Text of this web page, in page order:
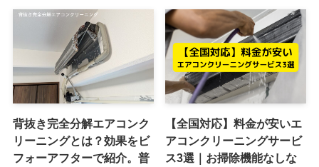
背抜き完全分解エアコンク
リーニングとは？効果をビ
フォーアフターで紹介。普
【全国対応】料金が安いエ
アコンクリーニングサービ
ス3選｜お掃除機能なしな